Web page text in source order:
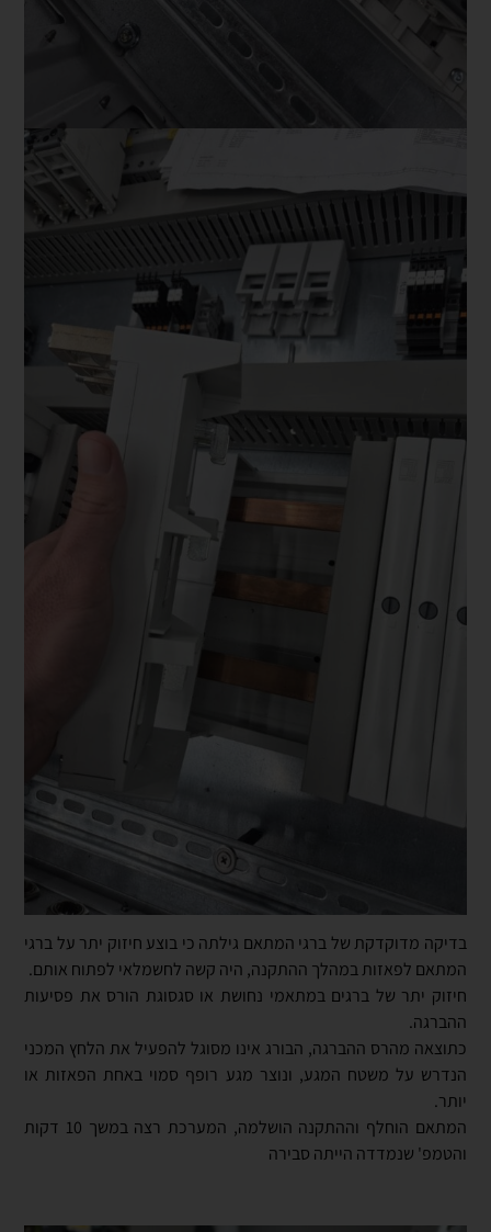
בדיקה מדוקדקת של ברגי המתאם גילתה כי בוצע חיזוק יתר על ברגי
המתאם לפאזות במהלך ההתקנה, היה קשה לחשמלאי לפתוח אותם.
חיזוק יתר של ברגים במתאמי נחושת או סגסוגת הורס את פסיעות
ההברגה.
כתוצאה מהרס ההברגה, הבורג אינו מסוגל להפעיל את הלחץ המכני
הנדרש על משטח המגע, ונוצר מגע רופף סמוי באחת הפאזות או
יותר.
המתאם הוחלף וההתקנה הושלמה, המערכת רצה במשך 10 דקות
והטמפ' שנמדדה הייתה סבירה